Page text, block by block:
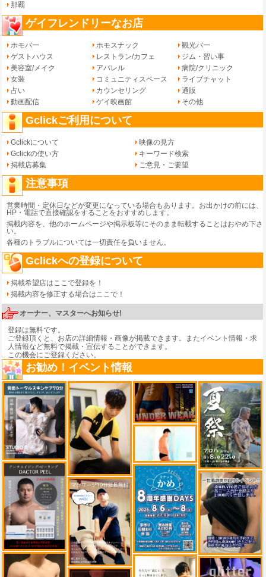
那覇
ゲイフレンドリーなお店
ホモバー ホモスナック
観光バー
ゲストハウス
レストラン/カフェ
ジム・習い事
美容室/メイク
アパレル
病院/クリニック
女装
コミュニティスペース
ライブチャット
占い
カウンセリング
通販
動画配信
ゲイ映画館 その他
Gclickご利用について
Gclickについて
映像の見方
Gclickの使い方
キーワード検索
掲載店募集
ご意見・ご要望
注意事項
営業時間・定休日などが変更になっている場合もあります。お出かけの前には、
HP・電話で直接確認をすることをおすすめします。
掲載内容を、他のホームページや掲示板等にそのまま転載することはおやめ下さ
い。
各種のトラブルについては一切責任を負いません。
Gclickへの登録について
掲載希望店はここで登録を！
掲載内容を修正する場合はここで！
オーナー、マスターへお知らせ!
登録は無料です。
ご登録頂くと、お店の詳細情報・画像が掲載できます。またイベント情報・求
人情報など無料で掲載・宣伝することができます。
この機会にご登録ください。
お勧め！イベント情報